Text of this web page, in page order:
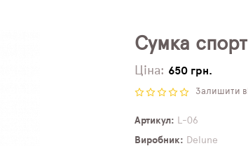
Сумка
Ціна: 650 грн.
Залишити
Артикул
L-06
Виробник
Delune